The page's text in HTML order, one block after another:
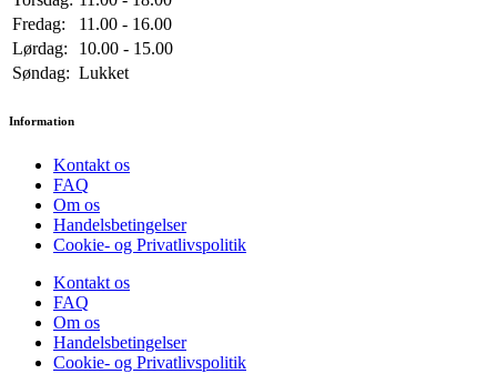
Fredag:
11.00 - 16.00
Lørdag:
10.00 - 15.00
Søndag: Lukket
Information
Kontakt os
FAQ
Om os
Handelsbetingelser
Cookie- og Privatlivspolitik
Kontakt os
FAQ
Om os
Handelsbetingelser
Cookie- og Privatlivspolitik